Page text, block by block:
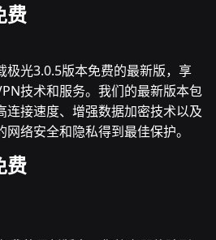
费
极光3.0.5版本免费的最新版，享
技术和服务。我们的最新版本包
连接速度、增强数据加密技术以及
络安全和隐私得到最佳保护。
费